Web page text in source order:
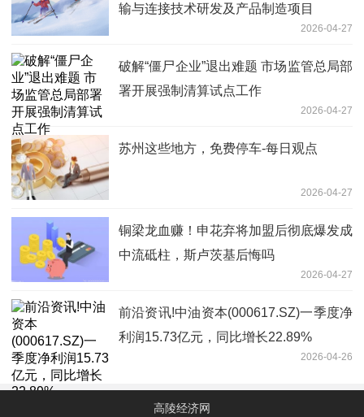
输与连接技术研发及产品制造项目
2026-04-27
破解“僵尸企业”退出难题 市场监管总局部
署开展强制清算试点工作
2026-04-27
苏州这些地方，免费停车-每日观点
2026-04-27
铜梁龙血赚！申花弃将加盟后彻底爆发成
中流砥柱，斯卢茨基后悔吗
2026-04-27
前沿资讯!中油资本(000617.SZ)一季度净
利润15.73亿元，同比增长22.89%
2026-04-26
高陵经济网